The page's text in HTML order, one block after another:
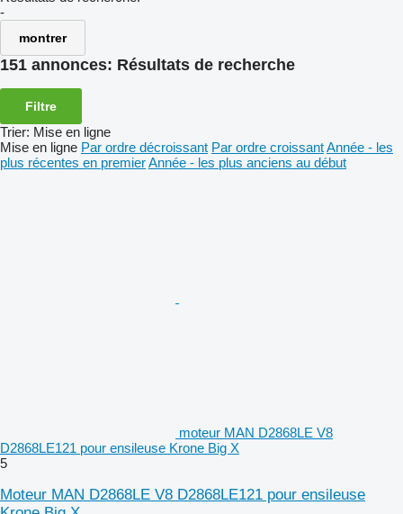
-
montrer
151 annonces: Résultats de recherche
Filtre
Trier: Mise en ligne
Mise en ligne Par ordre décroissant Par ordre croissantAnnée - les
plus récentes en premierAnnée - les plus anciens au début
moteur MAN D2868LE V8
D2868LE121 pour ensileuse Krone Big X
5
Moteur MAN D2868LE V8 D2868LE121 pour ensileuse